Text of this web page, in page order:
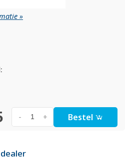
»
+
- Bestel